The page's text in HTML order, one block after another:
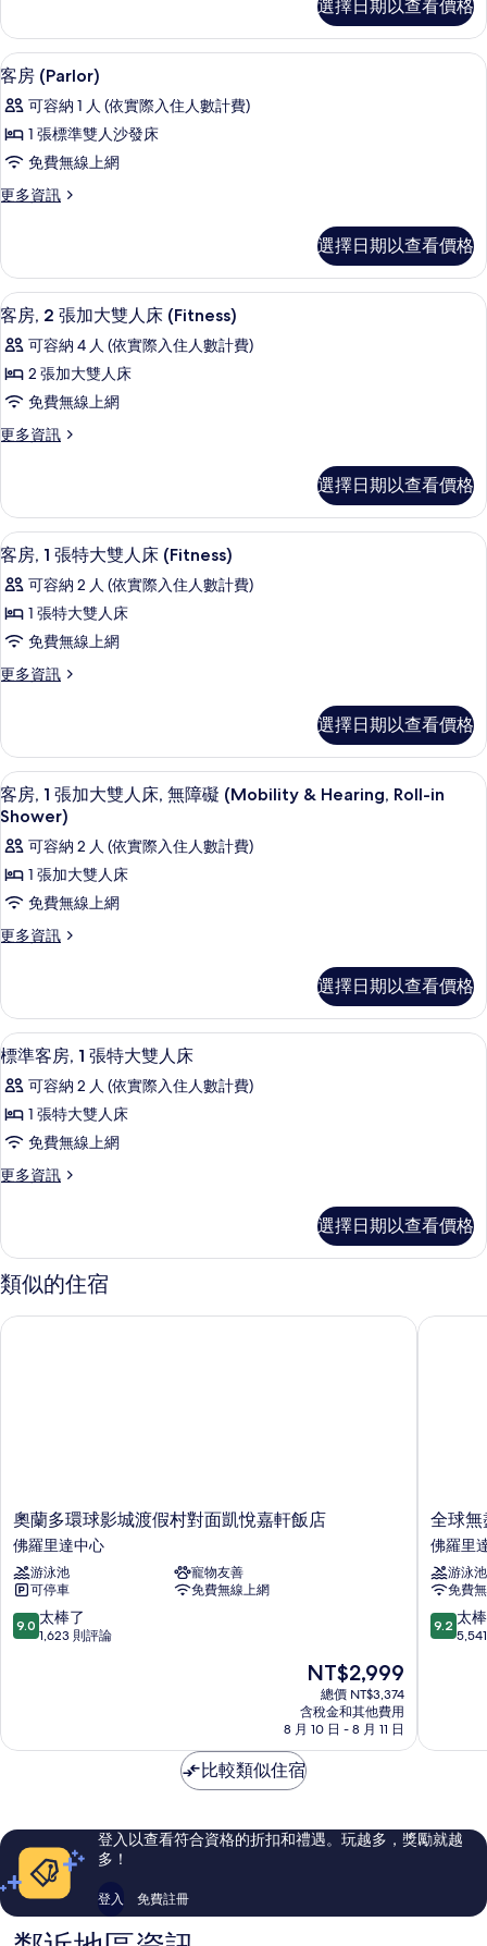
大
雙
人
床,
無
障
礙,
煙
房
的
所
有
相
片
2
張
加
雙
人
無
障
礙,
煙
的
詳
情
選擇日期以查看價格
顯
示
客
房
(Parlor)
的
有
相
片
客房 (Parlor) | 起居區 | 50-吋平面電
4
客房 (Parlor)
可容納 1 人 (依實際入住人數計費)
1 張標準雙人沙發床
免費無線上網
更多資訊
更
(Parlor)
的
詳
選擇日期以查看價格
顯
示
客
房,
張
大
雙
人
床
(Fitness)
的
所
片
客房內保險箱、書桌、筆電工作空間
2
客房, 2 張加大雙人床 (Fitness)
可容納 4 人 (依實際入住人數計費)
2 張加大雙人床
免費無線上網
更多資訊
更
2
張
加
雙
人
(Fitness)
的
詳
選擇日期以查看價格
顯
示
客
房,
張
大
雙
人
床
(Fitness)
的
所
有
客房內保險箱、書桌、筆電工作空間
4
客房, 1 張特大雙人床 (Fitness)
可容納 2 人 (依實際入住人數計費)
1 張特大雙人床
免費無線上網
更多資訊
更
1
張
特
大
人
床
(Fitness)
的
詳
情
選擇日期以查看價格
顯
示
客
房,
1
加
雙
人
床,
無
障
礙
(Mobility
Roll-
in
Shower)
的
客房內保險箱、書桌、筆電工作空間
6
客房, 1 張加大雙人床, 無障礙 (Mobility & Hearing, Roll-in
Shower)
可容納 2 人 (依實際入住人數計費)
1 張加大雙人床
免費無線上網
更多資訊
更
1
張
加
雙
人
無
障
礙
Hearing,
in
的
選擇日期以查看價格
顯
示
標
準
房,
張
特
大
雙
片
客房內保險箱、書桌、筆電工作空間
5
標準客房, 1 張特大雙人床
可容納 2 人 (依實際入住人數計費)
1 張特大雙人床
免費無線上網
更多資訊
更
客
房,
1
特
選擇日期以查看價格
類似的住宿
奧
蘭
多
環
球
影
城
凱
飯
店
羅
達
奧蘭多環球影城渡假村對面凱悅嘉軒飯店
佛羅里達中心
游泳池
寵物友善
可停車
免費無線上網
9.0
分，
棒
評
論
9.0 太棒了
1,623 則評論
現
價
格
為
NT$2,999
NT$2,999
總價 NT$3,374
含稅金和其他費用
8 月 10 日 - 8 月 11 日
奧蘭多環球影城渡假村對面凱悅嘉軒飯店
全
球
無
盡
夏
日
渡
畔
館
佛
全球
佛羅里
游泳池
免費
9.2
分，
棒
評
論
9.2 太
全球無
比較類似住宿
登入以查看符合資格的折扣和禮遇。玩越多，獎勵就越
多！
登入 免費註冊